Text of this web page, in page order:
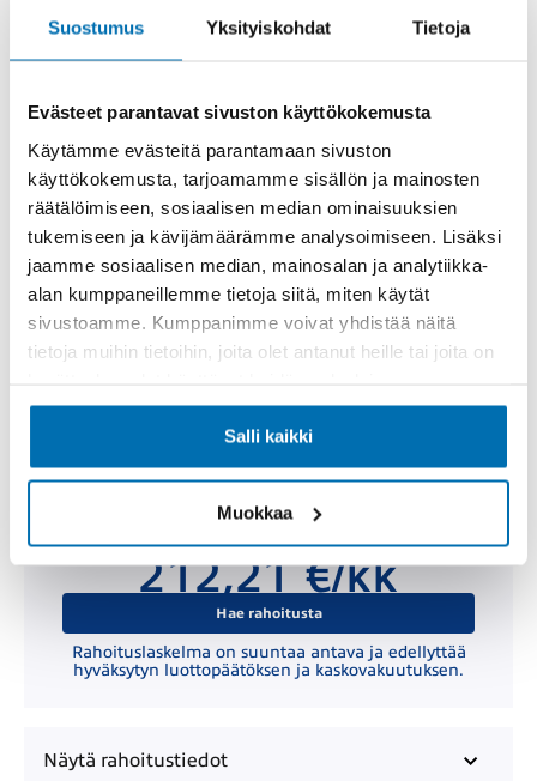
Suostumus Yksityiskohdat Tietoja
Evästeet parantavat sivuston käyttökokemusta
Käytämme evästeitä parantamaan sivuston
käyttökokemusta, tarjoamamme sisällön ja mainosten
räätälöimiseen, sosiaalisen median ominaisuuksien
tukemiseen ja kävijämäärämme analysoimiseen. Lisäksi
jaamme sosiaalisen median, mainosalan ja analytiikka-
alan kumppaneillemme tietoja siitä, miten käytät
sivustoamme. Kumppanimme voivat yhdistää näitä
tietoja muihin tietoihin, joita olet antanut heille tai joita on
Salli kaikki
Muokkaa
Käsiraha tai vaihtoauto (€)
Suurempi viimeinen erä (€)
Kuukausierä
212,21 €/kk
Hae rahoitusta
Rahoituslaskelma on suuntaa antava ja edellyttää
hyväksytyn luottopäätöksen ja kaskovakuutuksen.
Näytä rahoitustiedot